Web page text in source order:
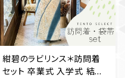
紺碧のラビリンス＊訪問着
セット 卒業式 入学式 結婚